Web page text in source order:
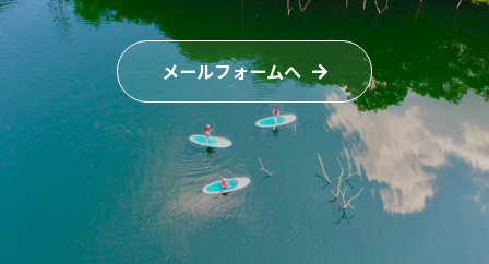
メールフォームへ